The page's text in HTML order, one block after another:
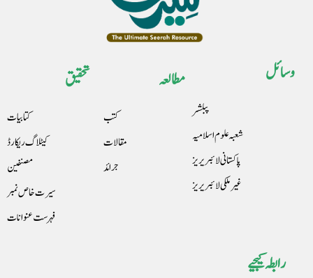
رابطہ کیجیے
وسائل
پبلشر
شعبہ علوم اسلامیہ
پاکستانی لائبریریز
غیرملکی لائبریریز
مطالعہ
کتب
مقالات
جرائد
تحقیق
کتابیات
کیٹلاگ ریکارڈ
مصنفین
سیرت خاص نمبر
فہرست عنوانات